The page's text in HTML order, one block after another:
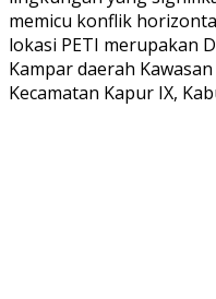
memicu konflik
lokasi PETI merupakan
Kampar daerah
Kecamatan Kapur IX,